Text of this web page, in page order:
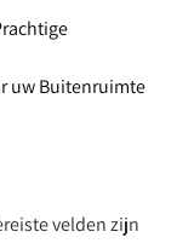
uw Buitenruimte
velden zijn